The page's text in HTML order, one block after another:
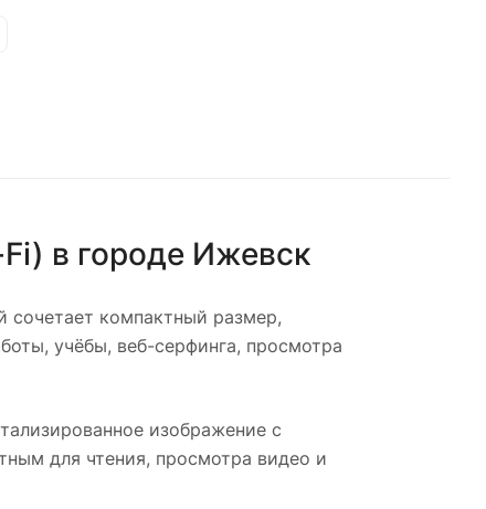
в городе Ижевск
компактный размер,
учёбы, веб-серфинга, просмотра
изображение с
для чтения, просмотра видео и